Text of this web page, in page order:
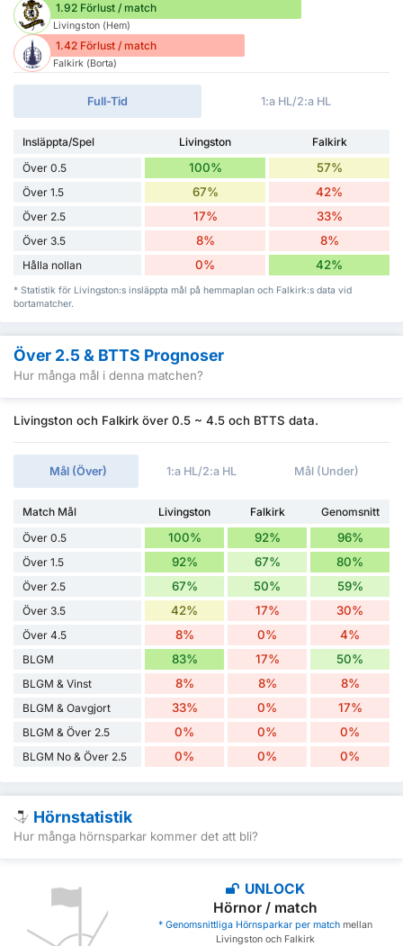
1.92 Förlust / match
Livingston (Hem)
1.42 Förlust / match
Falkirk (Borta)
Full-Tid 1:a HL/2:a HL
Insläppta/Spel Livingston
Falkirk
Över 0.5
100% 57%
Över 1.5 67% 42%
Över 2.5 17% 33%
Över 3.5 8% 8%
Hålla nollan 0% 42%
* Statistik för Livingston:s insläppta mål på hemmaplan och Falkirk:s data vid
bortamatcher.
Över 2.5 & BTTS Prognoser
Hur många mål i denna matchen?
Livingston och Falkirk över 0.5 ~ 4.5 och BTTS data.
Mål (Över) 1:a HL/2:a HL Mål (Under)
Match Mål Livingston Falkirk
Genomsnitt
Över 0.5
100% 92% 96%
Över 1.5 92% 67% 80%
Över 2.5 67% 50% 59%
Över 3.5 42% 17% 30%
Över 4.5 8% 0% 4%
BLGM 83% 17% 50%
BLGM & Vinst 8% 8% 8%
BLGM & Oavgjort 33% 0% 17%
BLGM & Över 2.5 0% 0% 0%
BLGM No & Över 2.5 0% 0% 0%
Hörnstatistik
Hur många hörnsparkar kommer det att bli?
UNLOCK
Hörnor / match
* Genomsnittliga Hörnsparkar per match mellan
Livingston och Falkirk